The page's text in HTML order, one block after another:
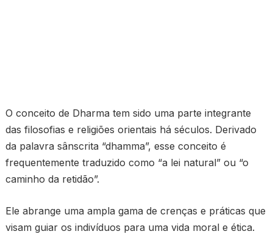
O conceito de Dharma tem sido uma parte integrante
das filosofias e religiões orientais há séculos. Derivado
da palavra sânscrita “dhamma”, esse conceito é
frequentemente traduzido como “a lei natural” ou “o
caminho da retidão”.
Ele abrange uma ampla gama de crenças e práticas que
visam guiar os indivíduos para uma vida moral e ética.